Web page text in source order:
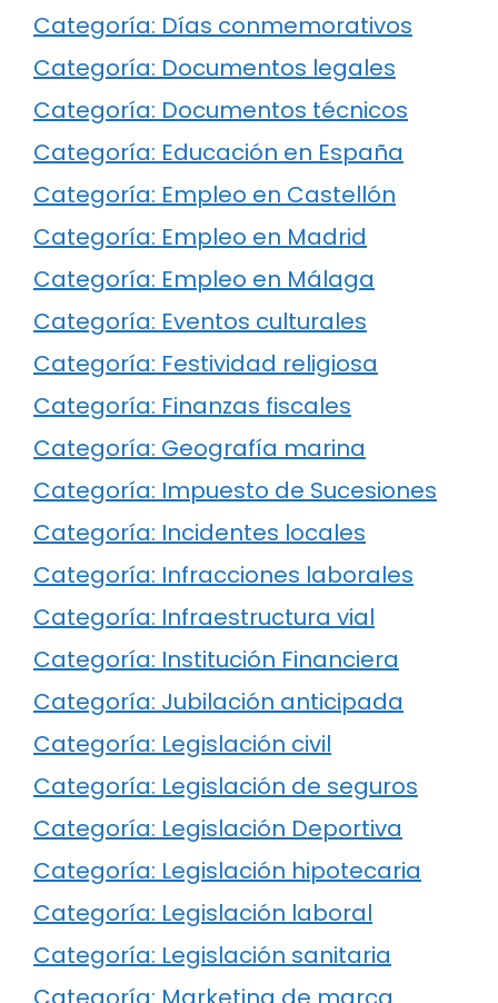
Categoría: Días conmemorativos
Categoría: Documentos legales
Categoría: Documentos técnicos
Categoría: Educación en España
Categoría: Empleo en Castellón
Categoría: Empleo en Madrid
Categoría: Empleo en Málaga
Categoría: Eventos culturales
Categoría: Festividad religiosa
Categoría: Finanzas fiscales
Categoría: Geografía marina
Categoría: Impuesto de Sucesiones
Categoría: Incidentes locales
Categoría: Infracciones laborales
Categoría: Infraestructura vial
Categoría: Institución Financiera
Categoría: Jubilación anticipada
Categoría: Legislación civil
Categoría: Legislación de seguros
Categoría: Legislación Deportiva
Categoría: Legislación hipotecaria
Categoría: Legislación laboral
Categoría: Legislación sanitaria